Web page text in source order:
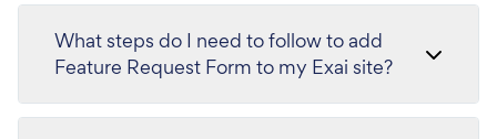
What steps do I need to follow to add
Feature Request Form to my Exai site?